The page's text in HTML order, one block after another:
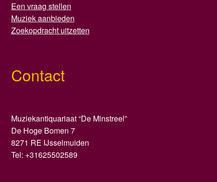
Een vraag stellen
Muziek aanbieden
Zoekopdracht uitzetten
Contact
Muziekantiquariaat “De Minstreel”
De Hoge Bomen 7
8271 RE IJsselmuiden
Tel: +31625502589